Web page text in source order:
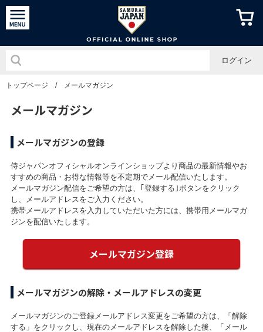
侍ジャパ
ログイン
トップページ / メールマガジン
メールマガジン
メールマガジンの登録
侍ジャパンオフィシャルオンラインショップより商品の最新情報やお
すすめの商品・お得な情報等を不定期でメール配信いたします。
メールマガジン配信をご希望の方は、｢登録する｣ボタンをクリック
し、メールアドレスをご入力ください。
携帯メールアドレスを入力していただいた方には、携帯用メールマガ
ジンを配信いたします。
メールマガジン登録
メールマガジンの解除・メールアドレスの変更
メールマガジンのご登録メールアドレス変更をご希望の方は、「解除
する」をクリックし、現在のメールアドレスを解除した後、「メール